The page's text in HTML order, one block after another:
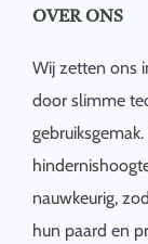
OVER ONS
Wij zetten ons
door slimme
nauwkeurig,
hun paard en